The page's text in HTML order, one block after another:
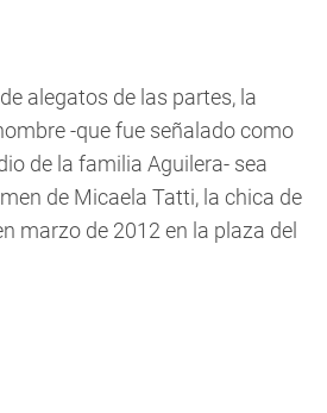
alegatos de las partes, la
-que fue señalado como
de la familia Aguilera- sea
de Micaela Tatti, la chica de
marzo de 2012 en la plaza del